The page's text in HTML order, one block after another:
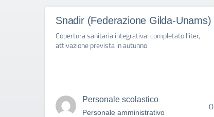
Snadir (Federazione Gilda-Unams)
Copertura sanitaria integrativa: completato l’iter,
attivazione prevista in autunno
Personale scolastico
Personale amministrativo 0